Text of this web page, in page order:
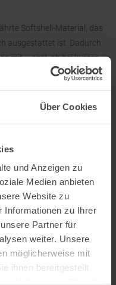
Über Cookies
und Anzeigen zu
Medien anbieten
Website zu
Informationen zu Ihrer
Partner für
weiter. Unsere
möglicherweise mit
ihnen bereitgestellt
Softshell-Material, das
ausgestattet ist. Dadurch
mit – egal, ob bei kurzen
Stufen und Leitern oder auf
Allrounder, auf den
Mengen
Produkte
(EWR),